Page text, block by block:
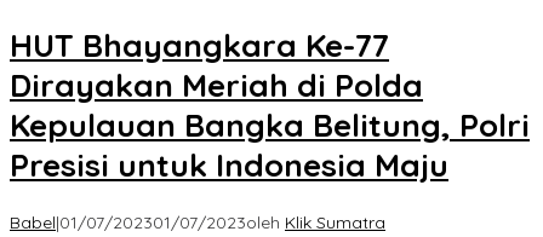
HUT Bhayangkara Ke-77
Dirayakan Meriah di Polda
Kepulauan Bangka Belitung, Polri
Presisi untuk Indonesia Maju
Babel|01/07/202301/07/2023oleh Klik Sumatra